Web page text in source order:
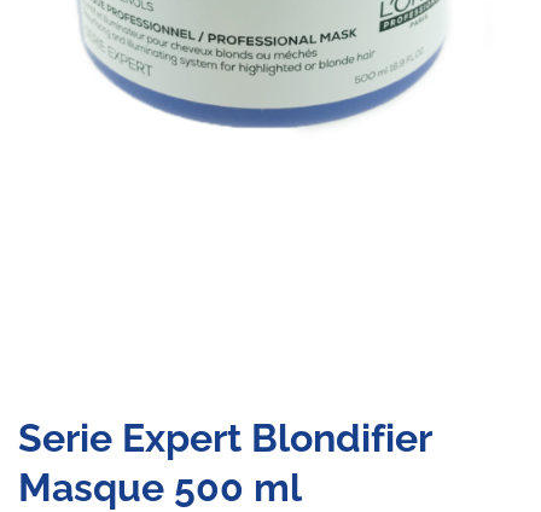
Serie Expert Blondifier
Masque 500 ml